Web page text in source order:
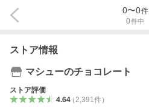
0件中
0〜0件
ストア情報
マシューのチョコレート
ストア評価
4.64（ 2,391 件）